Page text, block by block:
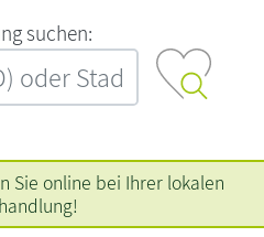
‍s‍u‍c‍h‍e‍n‍:‍
Sie online bei Ihrer lokalen